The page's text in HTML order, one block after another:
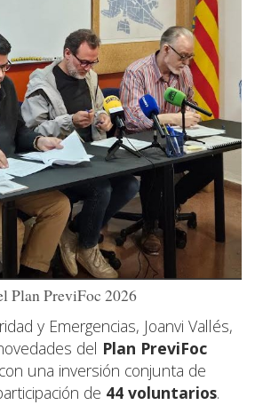
Plan PreviFoc 2026
y Emergencias, Joanvi Vallés,
del Plan PreviFoc
una inversión conjunta de
de 44 voluntarios.